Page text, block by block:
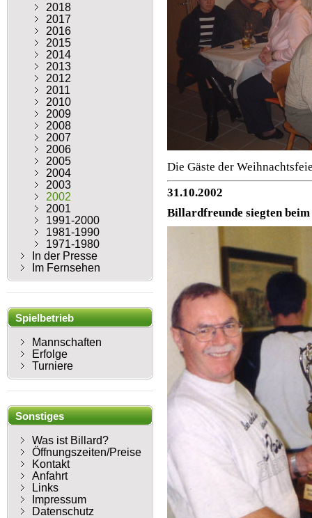
2018
2017
2016
2015
2014
2013
2012
2011
2010
2009
2008
2007
2006
2005
2004
2003
2002
2001
1991-2000
1981-1990
1971-1980
In der Presse
Im Fernsehen
Spielbetrieb
Mannschaften
Erfolge
Turniere
Sonstiges
Was ist Billard?
Öffnungszeiten/Preise
Kontakt
Anfahrt
Links
Impressum
Datenschutz
Die Gäste der
31.10.2002
Billardfreunde siegten